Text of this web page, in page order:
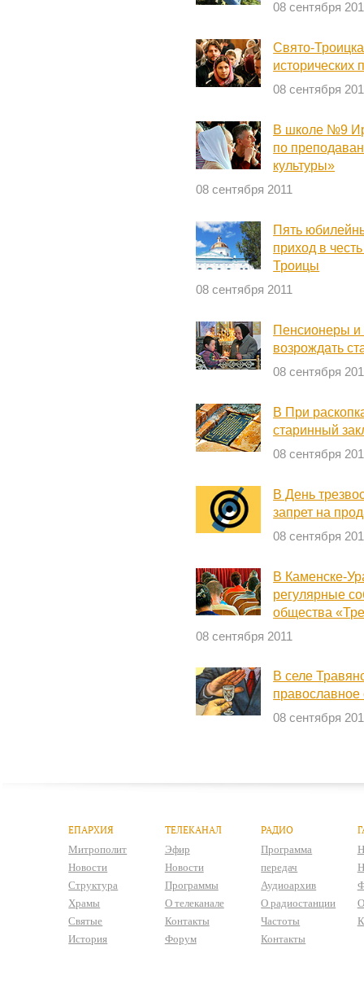
08 сентября
Свято-
исторических
08 сентября
В школе №9
по
культуры»
08 сентября 2011
Пять
приход в
Троицы
08 сентября 2011
Пенсионеры и
возрождать
08 сентября
В При
старинный
08 сентября
В День
запрет на
08 сентября
В Каменске-
регулярные
общества
08 сентября 2011
В селе
православное
08 сентября
ЕПАРХИЯ
Митрополит
Новости
Структура
Храмы
Святые
История
ТЕЛЕКАНАЛ
Эфир
Новости
Программы
О телеканале
Контакты
Форум
РАДИО
Программа
передач
Аудиоархив
О радиостанции
Частоты
Контакты